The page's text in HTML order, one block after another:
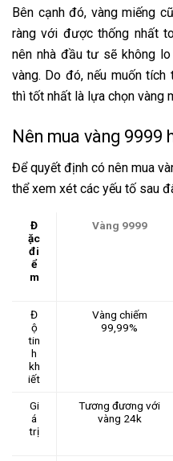
Bên cạnh đó, vàng miếng
ràng với được thống nhất
nên nhà đầu tư sẽ không
vàng. Do đó, nếu muốn
thì tốt nhất là lựa chọn vàng
Nên mua vàng 9999
Để quyết định có nên mua
thể xem xét các yếu tố sau
Đ
ặc
đi
ể
m
Vàng 9999
Đ
ộ
tin
h
kh
iết
Vàng chiếm
99,99%
Gi
á
trị
Tương đương với
vàng 24k